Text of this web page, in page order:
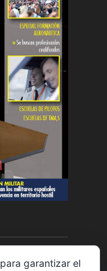
garantizar el